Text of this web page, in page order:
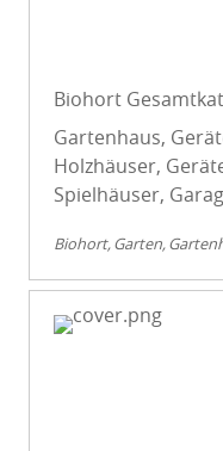
Biohort
Gartenhaus,
Holzhäuser,
Spielhäuser,
Biohort Garten